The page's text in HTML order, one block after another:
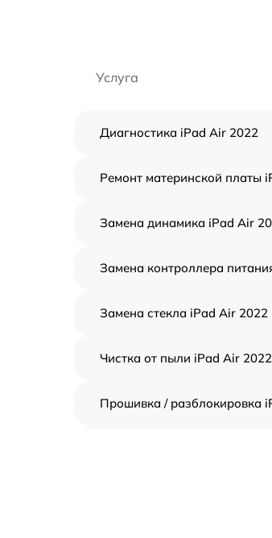
Услуга
Диагностика iPad Air 2022
Ремонт материнской платы
Замена динамика iPad Air
Замена контроллера
Замена стекла iPad Air 2022
Чистка от пыли iPad Air 2022
Прошивка / разблокировка